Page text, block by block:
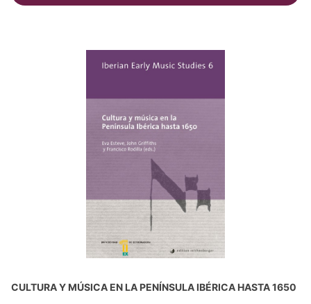
CULTURA Y MÚSICA EN LA PENÍNSULA IBÉRICA HASTA 1650